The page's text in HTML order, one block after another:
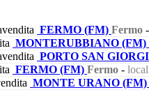
FERMO (FM) Fermo -
MONTERUBBIANO (FM)
PORTO SAN
FERMO (FM) Fermo -
MONTE URANO (FM)